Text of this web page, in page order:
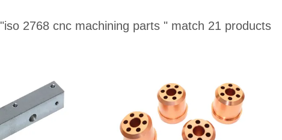
"iso 2768 cnc machining parts " match 21 products